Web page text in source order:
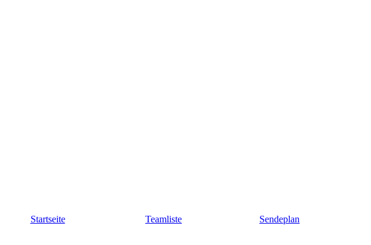
Startseite Teamliste Sendeplan